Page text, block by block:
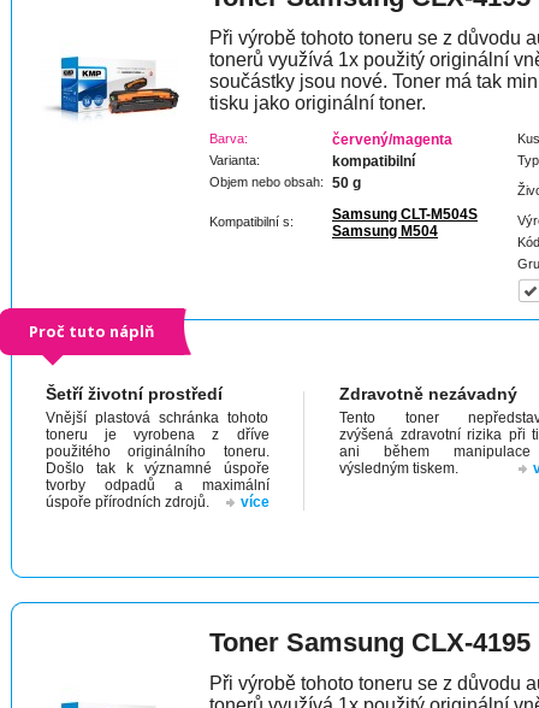
Při výrobě tohoto toneru se z důvodu
tonerů využívá 1x použitý originální
součástky jsou nové. Toner má tak
tisku jako originální toner.
Barva: červený/magenta
Varianta: kompatibilní
Objem nebo obsah: 50 g
Kompatibilní s:
Samsung CLT-M504S
Samsung M504
Proč tuto náplň
Šetří životní prostředí
Vnější plastová schránka tohoto
toneru je vyrobena z dříve
použitého originálního toneru.
Došlo tak k významné úspoře
tvorby odpadů a maximální
úspoře přírodních zdrojů.
více
Zdravotně nezávadný
Tento toner
zvýšená zdravotní rizika při
ani během
výsledným tiskem.
Toner Samsung CLX-4195
Při výrobě tohoto toneru se z důvodu